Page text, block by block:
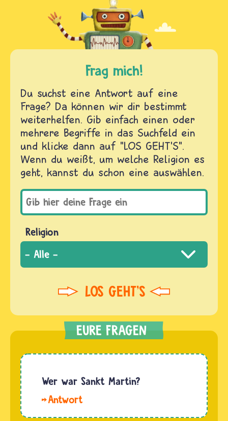
Frag mich!
Du suchst eine Antwort auf eine
Frage? Da können wir dir bestimmt
weiterhelfen. Gib einfach einen oder
mehrere Begriffe in das Suchfeld ein
und klicke dann auf "LOS GEHT'S".
Wenn du weißt, um welche Religion es
geht, kannst du schon eine auswählen.
Religion
Wer war Sankt Martin?